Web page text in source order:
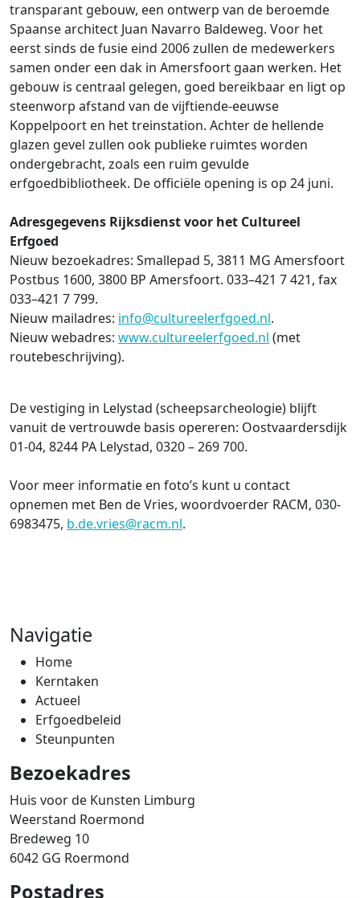
transparant gebouw, een ontwerp van de beroemde
Spaanse architect Juan Navarro Baldeweg. Voor het
eerst sinds de fusie eind 2006 zullen de medewerkers
samen onder een dak in Amersfoort gaan werken. Het
gebouw is centraal gelegen, goed bereikbaar en ligt op
steenworp afstand van de vijftiende-eeuwse
Koppelpoort en het treinstation. Achter de hellende
glazen gevel zullen ook publieke ruimtes worden
ondergebracht, zoals een ruim gevulde
erfgoedbibliotheek. De officiële opening is op 24 juni.
Adresgegevens Rijksdienst voor het Cultureel
Erfgoed
Nieuw bezoekadres: Smallepad 5, 3811 MG Amersfoort
Postbus 1600, 3800 BP Amersfoort. 033–421 7 421, fax
033–421 7 799.
Nieuw mailadres: info@cultureelerfgoed.nl.
Nieuw webadres: www.cultureelerfgoed.nl (met
routebeschrijving).
De vestiging in Lelystad (scheepsarcheologie) blijft
vanuit de vertrouwde basis opereren: Oostvaardersdijk
01-04, 8244 PA Lelystad, 0320 – 269 700.
Voor meer informatie en foto’s kunt u contact
opnemen met Ben de Vries, woordvoerder RACM, 030-
6983475, b.de.vries@racm.nl.
Navigatie
Home
Kerntaken
Actueel
Erfgoedbeleid
Steunpunten
Bezoekadres
Huis voor de Kunsten Limburg
Weerstand Roermond
Bredeweg 10
6042 GG Roermond
Postadres